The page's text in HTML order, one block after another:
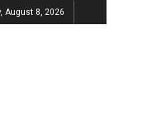
August 8, 2026